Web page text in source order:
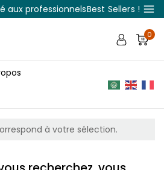
aux professionnelsBest Sellers !
0
à votre sélection.